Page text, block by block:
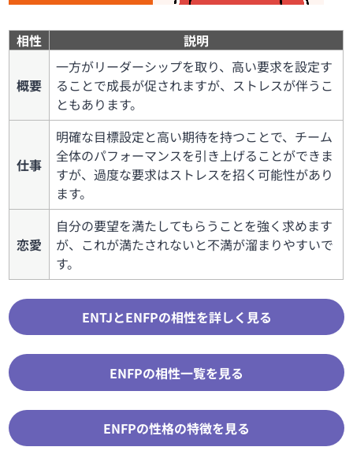
相性 説明
概要
一方がリーダーシップを取り、高い要求を設定す
ることで成長が促されますが、ストレスが伴うこ
ともあります。
仕事
明確な目標設定と高い期待を持つことで、チーム
全体のパフォーマンスを引き上げることができま
すが、過度な要求はストレスを招く可能性があり
ます。
恋愛
自分の要望を満たしてもらうことを強く求めます
が、これが満たされないと不満が溜まりやすいで
す。
ENTJとENFPの相性を詳しく見る
ENFPの相性一覧を見る
ENFPの性格の特徴を見る